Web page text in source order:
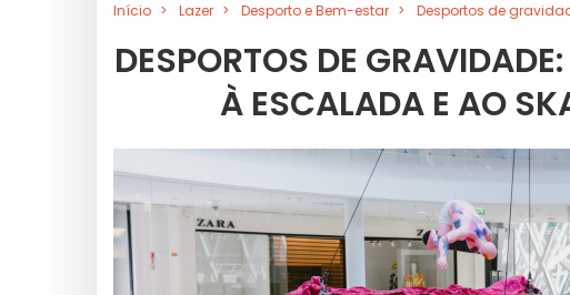
Início Lazer Desporto e Bem-estar Desportos de
DESPORTOS DE
À ESCALADA E AO